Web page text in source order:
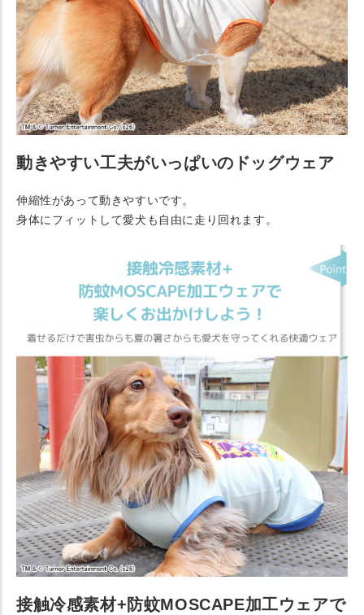
動きやすい工夫がいっぱいのドッグウェア
伸縮性があって動きやすいです。
身体にフィットして愛犬も自由に走り回れます。
接触冷感素材+防蚊MOSCAPE加工ウェアで